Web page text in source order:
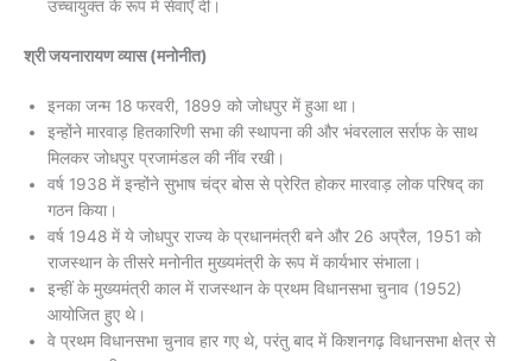
उच्चायुक्त के रूप में सेवाएँ दीं।
श्री जयनारायण व्यास (मनोनीत)
इनका जन्म 18 फरवरी, 1899 को जोधपुर में हुआ था।
इन्होंने मारवाड़ हितकारिणी सभा की स्थापना की और भंवरलाल सर्राफ के साथ
मिलकर जोधपुर प्रजामंडल की नींव रखी।
वर्ष 1938 में इन्होंने सुभाष चंद्र बोस से प्रेरित होकर मारवाड़ लोक परिषद् का
गठन किया।
वर्ष 1948 में ये जोधपुर राज्य के प्रधानमंत्री बने और 26 अप्रैल, 1951 को
राजस्थान के तीसरे मनोनीत मुख्यमंत्री के रूप में कार्यभार संभाला।
इन्हीं के मुख्यमंत्री काल में राजस्थान के प्रथम विधानसभा चुनाव (1952)
आयोजित हुए थे।
वे प्रथम विधानसभा चुनाव हार गए थे, परंतु बाद में किशनगढ़ विधानसभा क्षेत्र से